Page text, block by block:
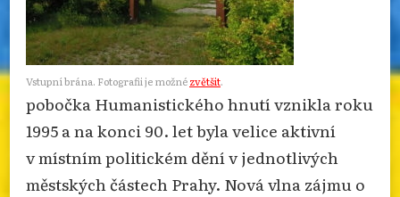
Vstupní brána. Fotografii je možnézvětšit.
pobočka Humanistického hnutí vznikla roku
1995 a na konci 90. let byla velice aktivní
v místním politickém dění v jednotlivých
městských částech Prahy. Nová vlna zájmu o